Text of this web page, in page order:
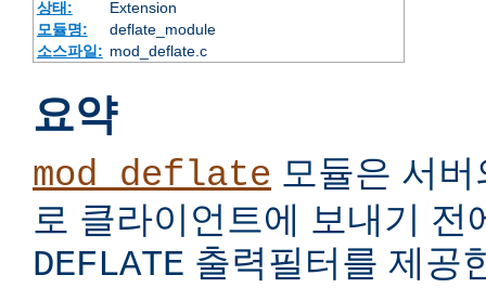
상태:
Extension
모듈명:
deflate_module
소스파일: mod_deflate.c
요약
mod_deflate 모듈은 서
로 클라이언트에 보내기 전
DEFLATE 출력필터를 제공